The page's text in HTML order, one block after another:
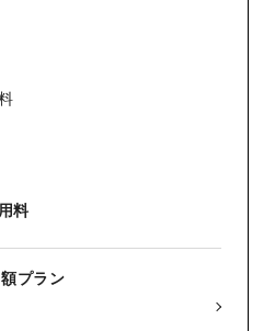
料
プラン